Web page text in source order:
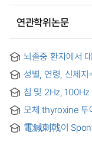
연관학위논문
뇌졸중 환자에서
Potentials and
Stroke Patients
성별, 연령, 신체
침 및 2Hz, 100Hz
of acupuncture,
neuronal NOS in
cerebellum of
모체 thyroxine 투
소뇌에서 BDNF
영향 = Effect of
電鍼刺戟이